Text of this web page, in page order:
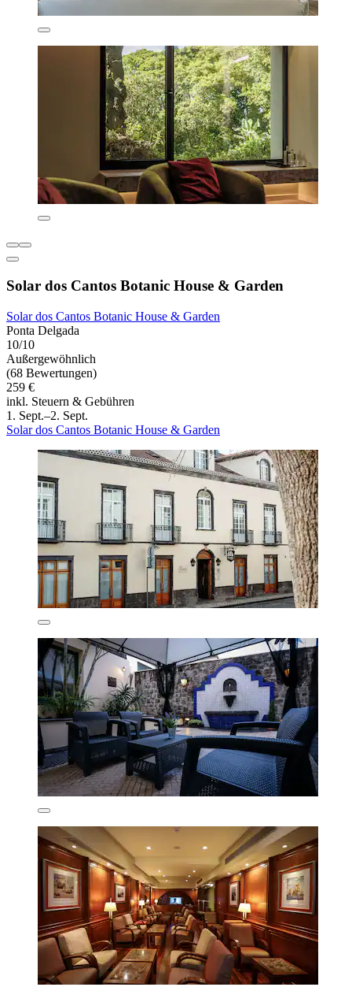
Solar dos Cantos Botanic House & Garden
Solar dos Cantos Botanic House & Garden
Ponta Delgada
10/10
Außergewöhnlich
(68 Bewertungen)
259 €
inkl. Steuern & Gebühren
1. Sept.–2. Sept.
Solar dos Cantos Botanic House & Garden